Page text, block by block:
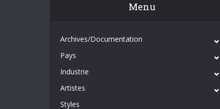
Menu
Archives/Documentation
Pays
Industrie
Artistes
Styles